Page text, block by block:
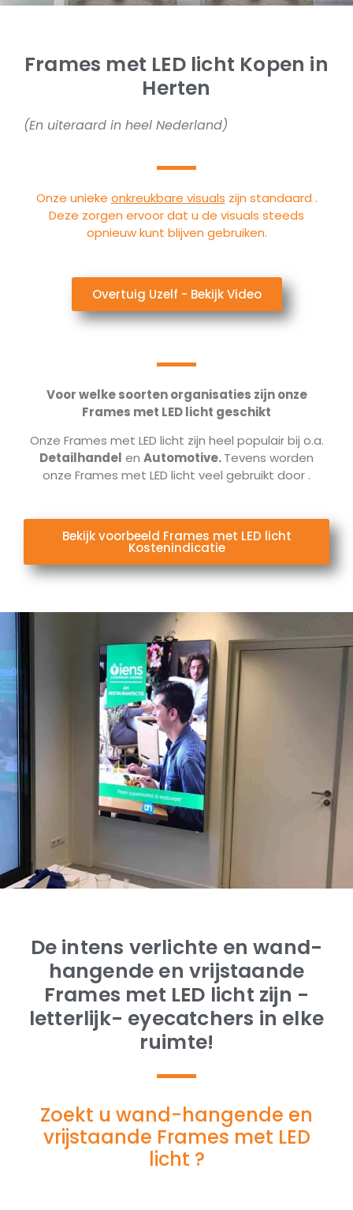
Frames met LED licht Kopen in
Herten
(En uiteraard in heel Nederland)
Onze unieke onkreukbare visuals zijn standaard .
Deze zorgen ervoor dat u de visuals steeds
opnieuw kunt blijven gebruiken.
Overtuig Uzelf - Bekijk Video
Voor welke soorten organisaties zijn onze
Frames met LED licht geschikt
Onze Frames met LED licht zijn heel populair bij o.a.
Detailhandel en Automotive.Tevens worden
onze Frames met LED licht veel gebruikt door .
Bekijk voorbeeld Frames met LED licht
Kostenindicatie
De intens verlichte en wand-
hangende en vrijstaande
Frames met LED licht zijn -
letterlijk- eyecatchers in elke
ruimte!
Zoekt u wand-hangende en
vrijstaande Frames met LED
licht ?